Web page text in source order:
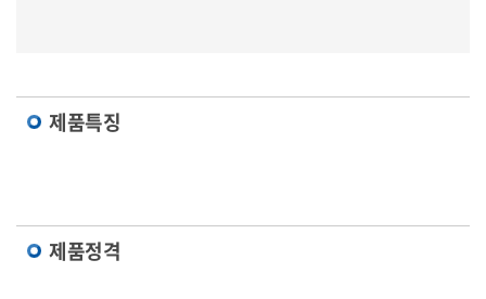
제품특징
제품정격